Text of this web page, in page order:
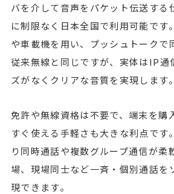
バを介して音声をパケット伝送する
に制限なく日本全国で利用可能です
や車載機を用い、プッシュトークで
従来無線と同じですが、実体はIP通
ズがなくクリアな音質を実現します。
免許や無線資格は不要で、端末を購
すぐ使える手軽さも大きな利点です
り同時通話や複数グループ通信が柔
場、現場同士など一斉・個別通話を
現できます。